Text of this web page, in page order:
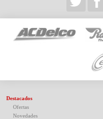
Destacados
Ofertas
Novedades